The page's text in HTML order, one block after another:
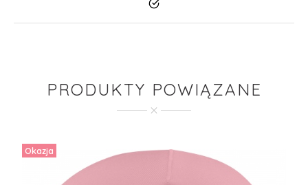
Tak
PRODUKTY POWIĄZANE
Okazja